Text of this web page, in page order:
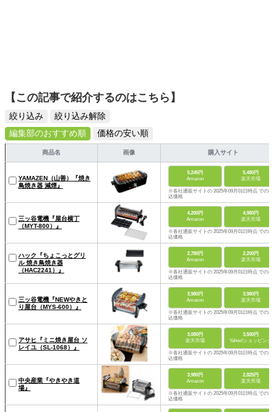
【この記事で紹介するのはこちら】
絞り込み
絞り込み解除
編集部のおすすめ順
価格の安い順
商品名 画像 購入サイト
YAMAZEN（山善）『焼き
鳥焼き器 減煙』
5,245円
Amazon
5,480円
楽天市場
※各社通販サイトの 2025年09月01日時点 での税
込価格
三ッ谷電機『屋台横丁
（MYT-800）』
4,200円
Amazon
4,980円
楽天市場
※各社通販サイトの 2025年09月01日時点 での税
込価格
ハック『ちょこっとグリ
ル 焼き鳥焼き器
（HAC2241）』
2,780円
Amazon
2,200円
楽天市場
※各社通販サイトの 2025年09月01日時点 での税
込価格
三ッ谷電機『NEWやきと
り屋台（MYS-600）』
3,980円
Amazon
3,980円
楽天市場
※各社通販サイトの 2025年09月01日時点 での税
込価格
アサヒ『ミニ焼き屋台 ソ
レイユ（SL-1068）』
3,080円
楽天市場
3,500円
Yahoo!ショッピング
※各社通販サイトの 2025年09月01日時点 での税
込価格
中央産業『やきやき道
場』
3,980円
Amazon
2,825円
楽天市場
※各社通販サイトの 2025年09月01日時点 での税
込価格